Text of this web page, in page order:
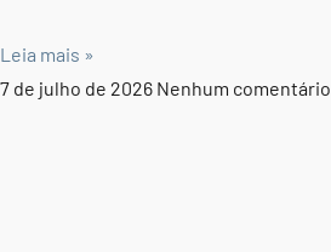
Leia mais »
7 de julho de 2026 Nenhum comentário